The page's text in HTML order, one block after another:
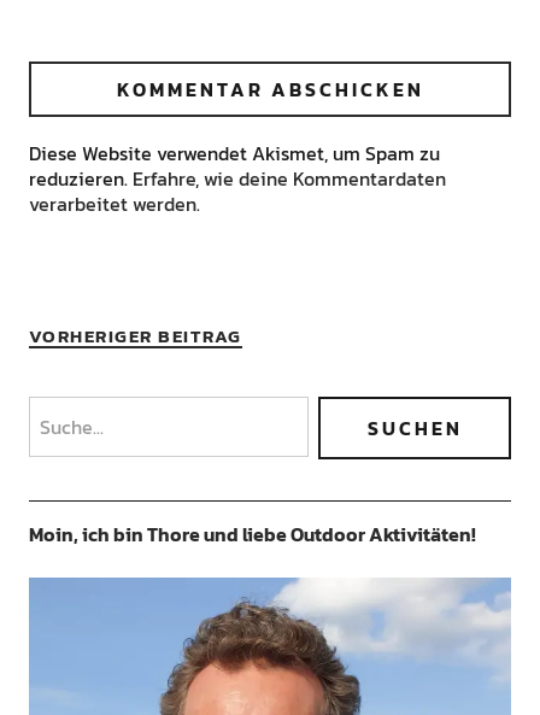
Diese Website verwendet Akismet, um Spam zu
reduzieren. Erfahre, wie deine Kommentardaten
verarbeitet werden.
VORHERIGER BEITRAG
Moin, ich bin Thore und liebe Outdoor Aktivitäten!